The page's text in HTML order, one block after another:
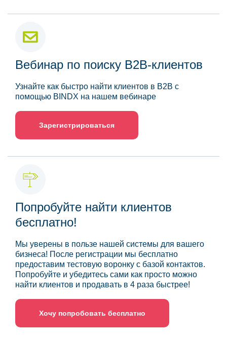
Вебинар по поиску B2B-клиентов
Узнайте как быстро найти клиентов в B2B с
помощью BINDX на нашем вебинаре
Зарегистрироваться
Попробуйте найти клиентов
бесплатно!
Мы уверены в пользе нашей системы для вашего
бизнеса! После регистрации мы бесплатно
предоставим тестовую воронку с базой контактов.
Попробуйте и убедитесь сами как просто можно
найти клиентов и продавать в 4 раза быстрее!
Хочу попробовать бесплатно